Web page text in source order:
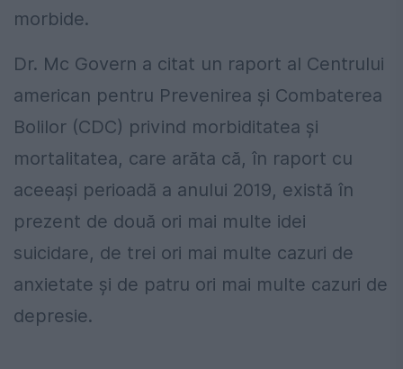
morbide.
Dr. Mc Govern a citat un raport al Centrului
american pentru Prevenirea și Combaterea
Bolilor (CDC) privind morbiditatea și
mortalitatea, care arăta că, în raport cu
aceeași perioadă a anului 2019, există în
prezent de două ori mai multe idei
suicidare, de trei ori mai multe cazuri de
anxietate și de patru ori mai multe cazuri de
depresie.